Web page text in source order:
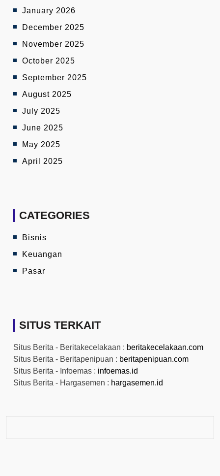
January 2026
December 2025
November 2025
October 2025
September 2025
August 2025
July 2025
June 2025
May 2025
April 2025
CATEGORIES
Bisnis
Keuangan
Pasar
SITUS TERKAIT
Situs Berita - Beritakecelakaan : beritakecelakaan.com
Situs Berita - Beritapenipuan : beritapenipuan.com
Situs Berita - Infoemas : infoemas.id
Situs Berita - Hargasemen : hargasemen.id